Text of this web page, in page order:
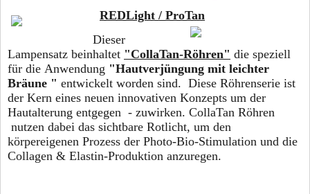
REDLight / ProTan
Dieser
Lampensatz beinhaltet "CollaTan-Röhren" die speziell
für die Anwendung "Hautverjüngung mit leichter
Bräune " entwickelt worden sind. Diese Röhrenserie ist
der Kern eines neuen innovativen Konzepts um der
Hautalterung entgegen - zuwirken. CollaTan Röhren
nutzen dabei das sichtbare Rotlicht, um den
körpereigenen Prozess der Photo-Bio-Stimulation und die
Collagen & Elastin-Produktion anzuregen.